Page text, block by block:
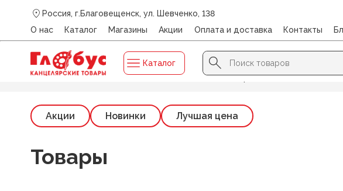
Россия, г.Благовещенск, ул. Шевченко, 138
О нас
Каталог Магазины Акции Оплата и доставка Контакты
Каталог
Search
for:
Search Button
Главная /Каталог/ ДЛЯ ЛЕПКИ И СКУЛЬПТУРЫ/Принадлежности для
Акции Новинки Лучшая цена
Товары